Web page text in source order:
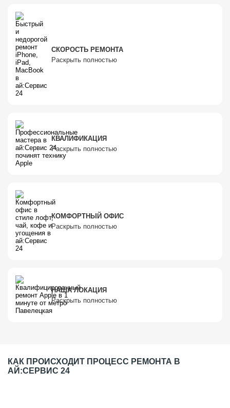
СКОРОСТЬ РЕМОНТА
Раскрыть полностью
КВАЛИФИКАЦИЯ
Раскрыть полностью
КОМФОРТНЫЙ ОФИС
Раскрыть полностью
НАША ЛОКАЦИЯ
Раскрыть полностью
КАК ПРОИСХОДИТ ПРОЦЕСС РЕМОНТА В
АЙ:СЕРВИС 24